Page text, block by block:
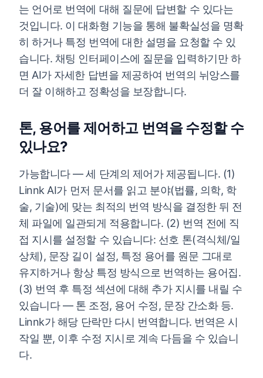
는 언어로 번역에 대해 질문에 답변할 수 있다는
것입니다. 이 대화형 기능을 통해 불확실성을 명확
히 하거나 특정 번역에 대한 설명을 요청할 수 있
습니다. 채팅 인터페이스에 질문을 입력하기만 하
면 AI가 자세한 답변을 제공하여 번역의 뉘앙스를
더 잘 이해하고 정확성을 보장합니다.
톤, 용어를 제어하고 번역을 수정할 수
있나요?
가능합니다 — 세 단계의 제어가 제공됩니다. (1)
Linnk AI가 먼저 문서를 읽고 분야(법률, 의학, 학
술, 기술)에 맞는 최적의 번역 방식을 결정한 뒤 전
체 파일에 일관되게 적용합니다. (2) 번역 전에 직
접 지시를 설정할 수 있습니다: 선호 톤(격식체/일
상체), 문장 길이 설정, 특정 용어를 원문 그대로
유지하거나 항상 특정 방식으로 번역하는 용어집.
(3) 번역 후 특정 섹션에 대해 추가 지시를 내릴 수
있습니다 — 톤 조정, 용어 수정, 문장 간소화 등.
Linnk가 해당 단락만 다시 번역합니다. 번역은 시
작일 뿐, 이후 수정 지시로 계속 다듬을 수 있습니
다.